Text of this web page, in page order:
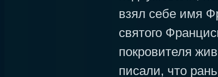
взял себе имя
святого
покровителя
писали, что